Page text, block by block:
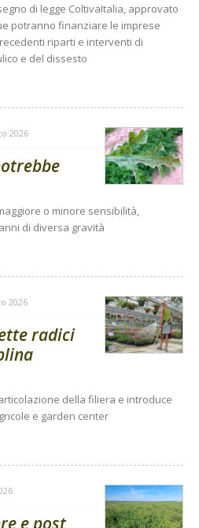
di legge ColtivaItalia, approvato
potranno finanziare le imprese
riparti e interventi di
e del dissesto
2026
o minore sensibilità,
di diversa gravità
2026
radici
della filiera e introduce
e garden center
e post